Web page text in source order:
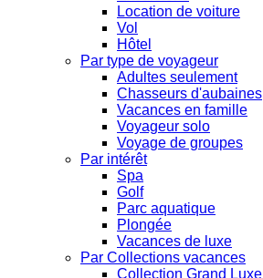
Location de voiture
Vol
Hôtel
Par type de voyageur
Adultes seulement
Chasseurs d'aubaines
Vacances en famille
Voyageur solo
Voyage de groupes
Par intérêt
Spa
Golf
Parc aquatique
Plongée
Vacances de luxe
Par Collections vacances
Collection Grand Luxe